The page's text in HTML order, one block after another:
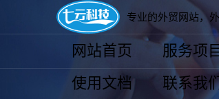
专业的外贸网站，
网站首页 服务项
使用文档
联系我